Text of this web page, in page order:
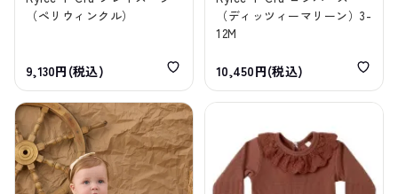
（ペリウィンクル）
9,130円(税込)
（ディッツィーマリーン）3-
12M
10,450円(税込)